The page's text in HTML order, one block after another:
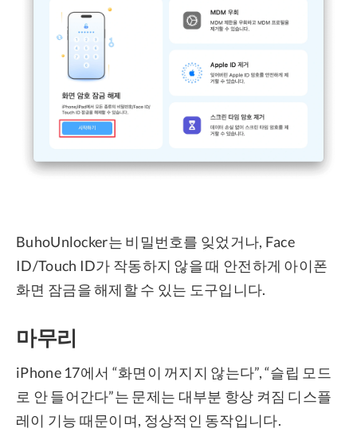
BuhoUnlocker는 비밀번호를 잊었거나, Face
ID/Touch ID가 작동하지 않을 때 안전하게 아이폰
화면 잠금을 해제할 수 있는 도구입니다.
마무리
iPhone 17에서 “화면이 꺼지지 않는다”, “슬립 모드
로 안 들어간다”는 문제는 대부분 항상 켜짐 디스플
레이 기능 때문이며, 정상적인 동작입니다.